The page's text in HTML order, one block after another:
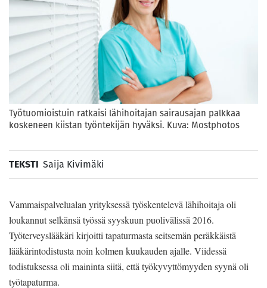
Työtuomioistuin ratkaisi lähihoitajan sairausajan palkkaa
koskeneen kiistan työntekijän hyväksi. Kuva: Mostphotos
TEKSTI Saija Kivimäki
Vammaispalvelualan yrityksessä työskentelevä lähihoitaja oli
loukannut selkänsä työssä syyskuun puolivälissä 2016.
Työterveyslääkäri kirjoitti tapaturmasta seitsemän peräkkäistä
lääkärintodistusta noin kolmen kuukauden ajalle. Viidessä
todistuksessa oli maininta siitä, että työkyvyttömyyden syynä oli
työtapaturma.